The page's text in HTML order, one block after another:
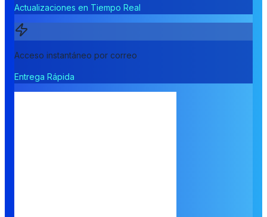
Actualizaciones en Tiempo Real
Acceso instantáneo por correo
Entrega Rápida